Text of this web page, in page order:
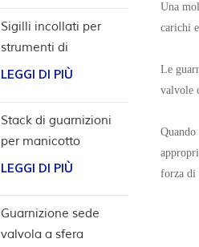
Una
carichi
Le
valvole
forza di
Sigilli incollati per
strumenti di
completamento
LEGGI DI PIÙ
Stack di guarnizioni
per manicotto
scorrevole per utensili
LEGGI DI PIÙ
Guarnizione sede
valvola a sfera